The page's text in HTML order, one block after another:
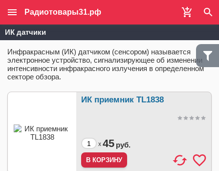
Радиотовары31.рф
ИК датчики
Инфракрасным (ИК) датчиком (сенсором) называется
электронное устройство, сигнализирующее об изменении
интенсивности инфракрасного излучения в определенном
секторе обзора.
ИК приемник TL1838
x 45 руб.